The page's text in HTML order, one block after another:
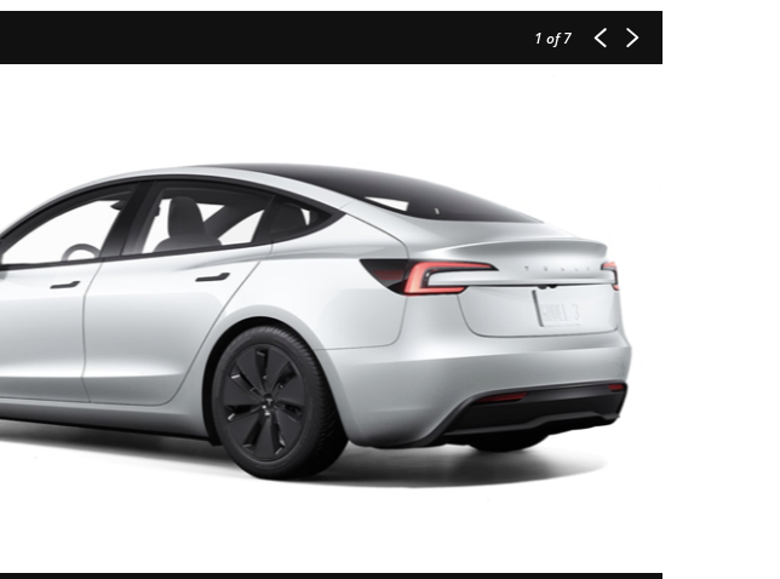
1 of 7